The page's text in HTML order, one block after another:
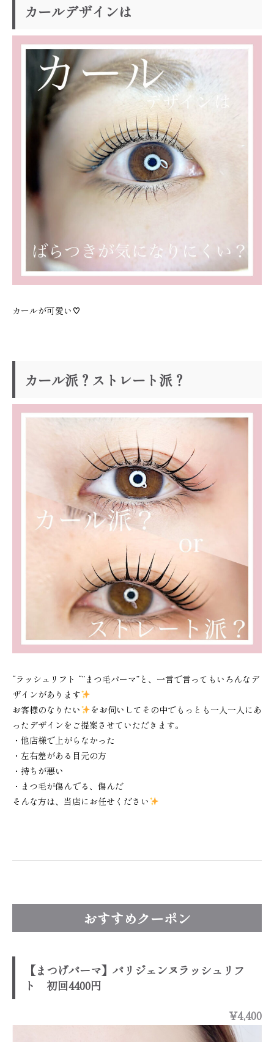
カールデザインは
カールが可愛い♡
カール派？ストレート派？
“ラッシュリフト “”まつ毛パーマ”と、一言で言ってもいろんなデ
ザインがあります
お客様のなりたい
をお伺いしてその中でもっとも一人一人にあ
ったデザインをご提案させていただきます。
・他店様で上がらなかった
・左右差がある目元の方
・持ちが悪い
・まつ毛が傷んでる、傷んだ
そんな方は、当店にお任せください
おすすめクーポン
【まつげパーマ】パリジェンヌラッシュリフ
ト 初回4400円
¥4,400